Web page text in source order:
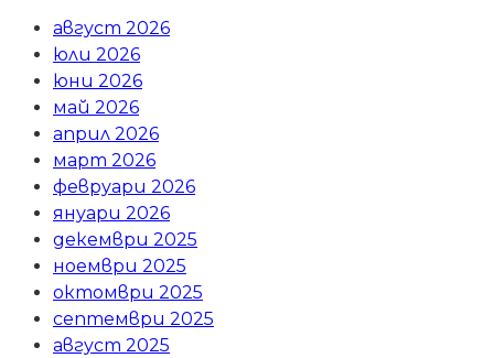
август 2026
юли 2026
юни 2026
май 2026
април 2026
март 2026
февруари 2026
януари 2026
декември 2025
ноември 2025
октомври 2025
септември 2025
август 2025